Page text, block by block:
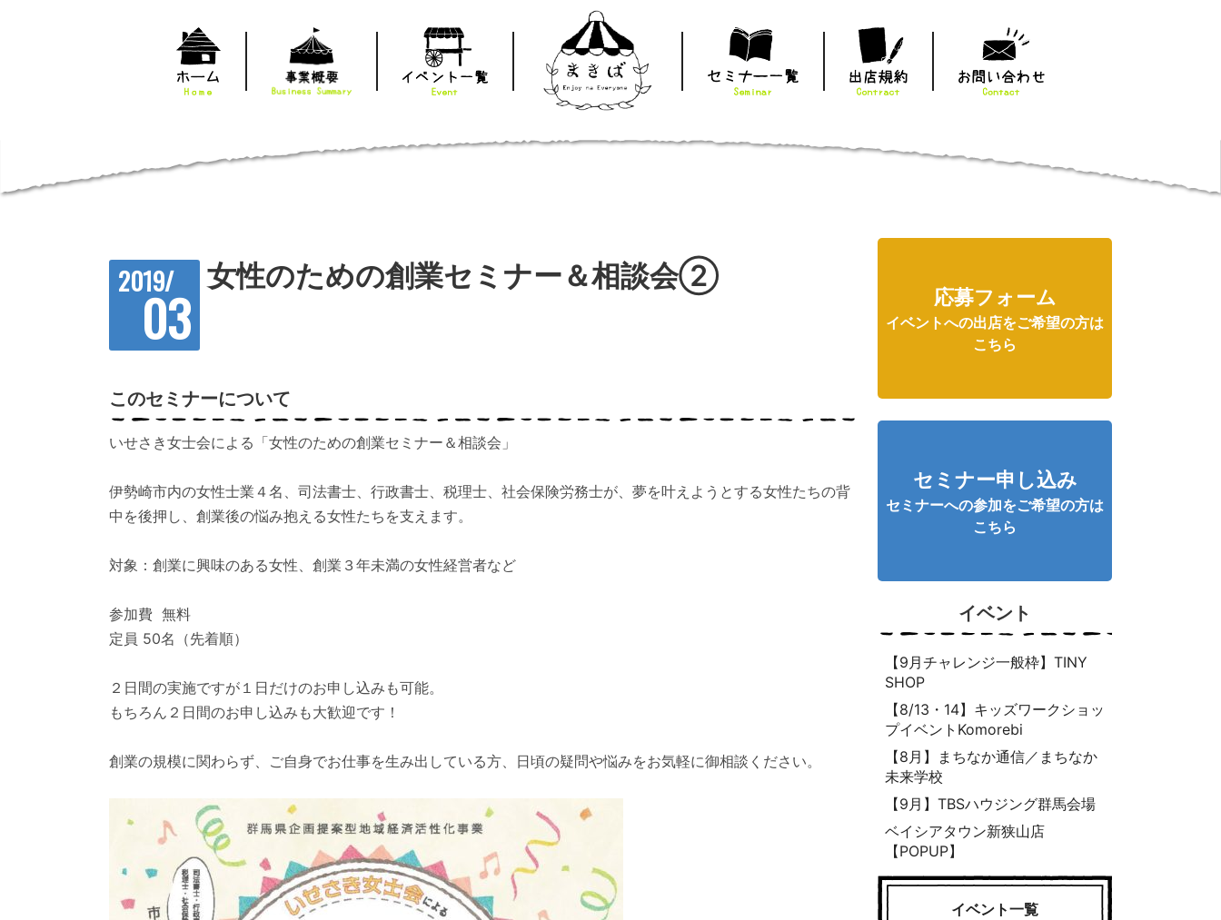
2019/
03
女性のための創業セミナー＆相談会②
このセミナーについて
いせさき女士会による「女性のための創業セミナー＆相談会」
伊勢崎市内の女性士業４名、司法書士、行政書士、税理士、社会保険労務士が、夢を叶えようとする女性たちの背
中を後押し、創業後の悩み抱える女性たちを支えます。
対象：創業に興味のある女性、創業３年未満の女性経営者など
参加費 無料
定員 50名（先着順）
２日間の実施ですが１日だけのお申し込みも可能。
もちろん２日間のお申し込みも大歓迎です！
創業の規模に関わらず、ご自身でお仕事を生み出している方、日頃の疑問や悩みをお気軽に御相談ください。
応募フォーム
イベントへの出店をご希望の方は
こちら
セミナー申し込み
セミナーへの参加をご希望の方は
こちら
イベント
【9月チャレンジ一般枠】TINY
SHOP
【8/13・14】キッズワークショッ
プイベントKomorebi
【8月】まちなか通信／まちなか
未来学校
【9月】TBSハウジング群馬会場
ベイシアタウン新狭山店
【POPUP】
イベント一覧